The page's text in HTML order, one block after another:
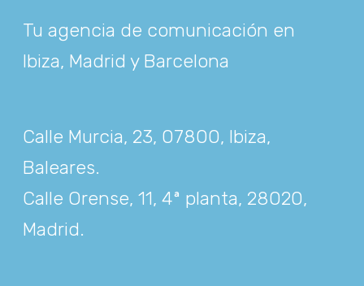
Tu agencia de comunicación en
Ibiza, Madrid y Barcelona
Calle Murcia, 23, 07800, Ibiza,
Baleares.
Calle Orense, 11, 4ª planta, 28020,
Madrid.